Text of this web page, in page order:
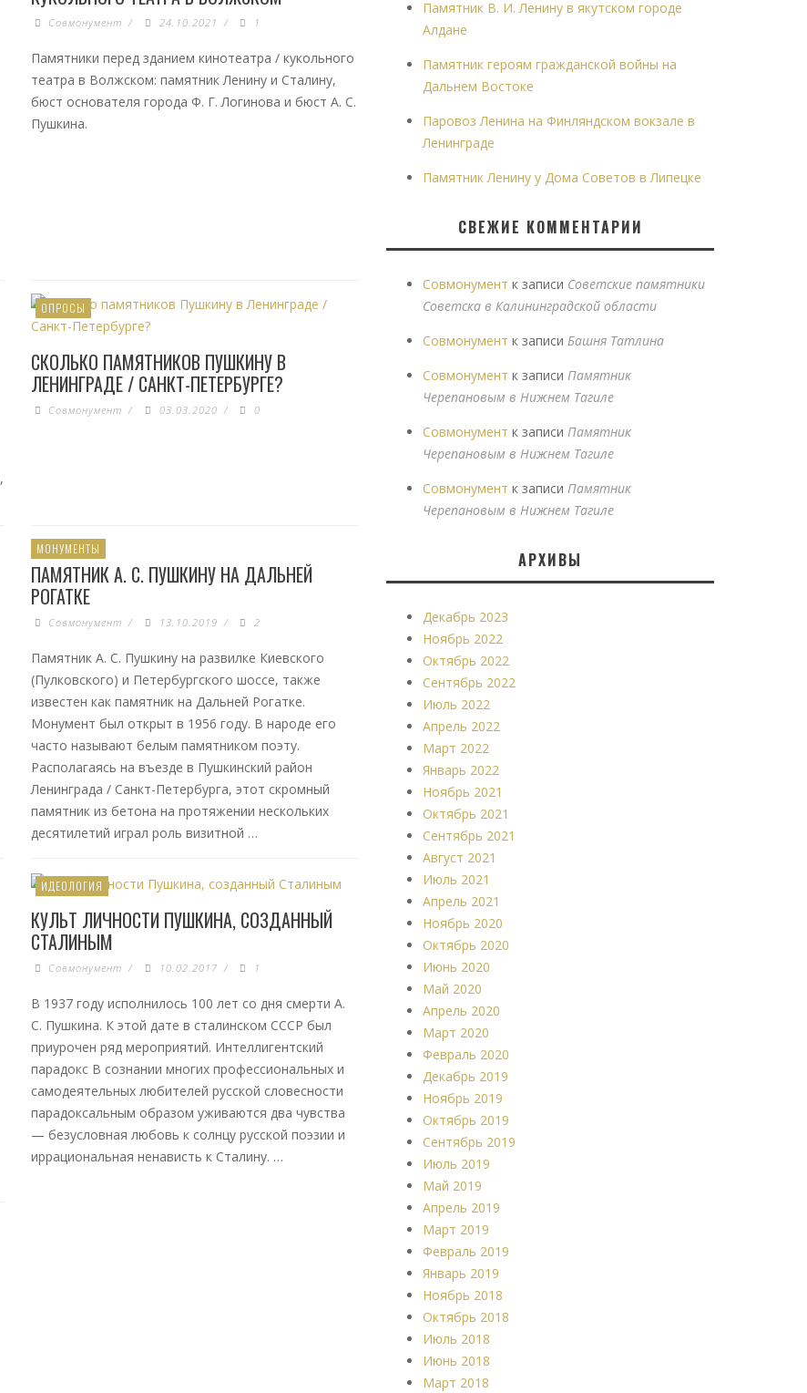
Совмонумент / 24.10.2021 / 1
Памятники перед зданием кинотеатра / кукольного
театра в Волжском: памятник Ленину и Сталину,
бюст основателя города Ф. Г. Логинова и бюст А. С.
Пушкина.
ОПРОСЫ
СКОЛЬКО ПАМЯТНИКОВ ПУШКИНУ В
ЛЕНИНГРАДЕ / САНКТ-ПЕТЕРБУРГЕ?
Совмонумент / 03.03.2020 / 0
МОНУМЕНТЫ
ПАМЯТНИК А. С. ПУШКИНУ НА ДАЛЬНЕЙ
РОГАТКЕ
Совмонумент / 13.10.2019 / 2
Памятник А. С. Пушкину на развилке Киевского
(Пулковского) и Петербургского шоссе, также
известен как памятник на Дальней Рогатке.
Монумент был открыт в 1956 году. В народе его
часто называют белым памятником поэту.
Располагаясь на въезде в Пушкинский район
Ленинграда / Санкт-Петербурга, этот скромный
памятник из бетона на протяжении нескольких
десятилетий играл роль визитной …
ИДЕОЛОГИЯ
КУЛЬТ ЛИЧНОСТИ ПУШКИНА, СОЗДАННЫЙ
СТАЛИНЫМ
Совмонумент / 10.02.2017 / 1
В 1937 году исполнилось 100 лет со дня смерти А.
С. Пушкина. К этой дате в сталинском СССР был
приурочен ряд мероприятий. Интеллигентский
парадокс В сознании многих профессиональных и
самодеятельных любителей русской словесности
парадоксальным образом уживаются два чувства
— безусловная любовь к солнцу русской поэзии и
иррациональная ненависть к Сталину. …
Памятник В. И. Ленину в якутском городе
Алдане
Памятник героям гражданской войны на
Дальнем Востоке
Паровоз Ленина на Финляндском вокзале в
Ленинграде
Памятник Ленину у Дома Советов в Липецке
СВЕЖИЕ КОММЕНТАРИИ
Совмонумент к записи Советские памятники
Советска в Калининградской области
Совмонумент к записи Башня Татлина
Совмонумент к записи Памятник
Черепановым в Нижнем Тагиле
Совмонумент к записи Памятник
Черепановым в Нижнем Тагиле
Совмонумент к записи Памятник
Черепановым в Нижнем Тагиле
АРХИВЫ
Декабрь 2023
Ноябрь 2022
Октябрь 2022
Сентябрь 2022
Июль 2022
Апрель 2022
Март 2022
Январь 2022
Ноябрь 2021
Октябрь 2021
Сентябрь 2021
Август 2021
Июль 2021
Апрель 2021
Ноябрь 2020
Октябрь 2020
Июнь 2020
Май 2020
Апрель 2020
Март 2020
Февраль 2020
Декабрь 2019
Ноябрь 2019
Октябрь 2019
Сентябрь 2019
Июль 2019
Май 2019
Апрель 2019
Март 2019
Февраль 2019
Январь 2019
Ноябрь 2018
Октябрь 2018
Июль 2018
Июнь 2018
Март 2018